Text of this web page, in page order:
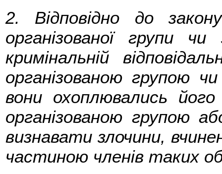
2. Відповідно до
організованої групи чи
кримінальній
організованою групою
вони охоплювались
організованою групою
визнавати злочини,
частиною членів таких